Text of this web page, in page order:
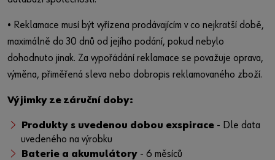
• Reklamace musí být vyřízena prodávajícím v co nejkratší době,
maximálně do 30 dnů od jejího podání, pokud nebylo
dohodnuto jinak. Za vypořádání reklamace se považuje oprava,
výměna, přiměřená sleva nebo dobropis reklamovaného zboží.
Výjimky ze záruční doby:
Produkty s uvedenou dobou exspirace - Dle data
uvedeného na výrobku
Baterie a akumulátory - 6 měsíců